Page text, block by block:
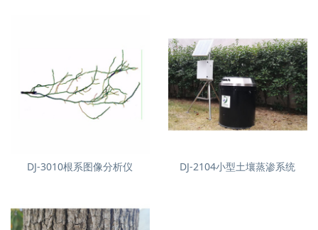
DJ-2104小型土壤蒸渗系统
DJ-3010根系图像分析仪